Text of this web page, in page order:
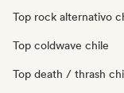
Top rock alternativo
Top coldwave chile
Top death / thrash